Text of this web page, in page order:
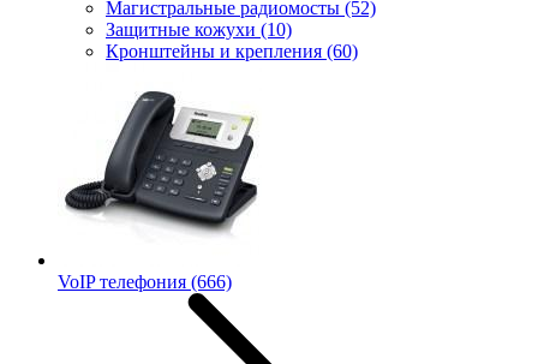
Магистральные радиомосты (52)
Защитные кожухи (10)
Кронштейны и крепления (60)
VoIP телефония (666)